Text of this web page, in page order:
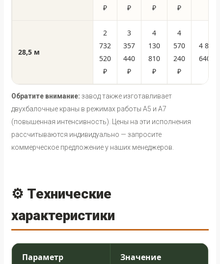
₽ ₽ ₽ ₽
28,5 м
2
732
520
₽
3
357
440
₽
4
130
810
₽
4
570
240
₽
4 882
640 ₽
Обратите внимание: завод также изготавливает
двухбалочные краны в режимах работы А5 и А7
(повышенная интенсивность). Цены на эти исполнения
рассчитываются индивидуально — запросите
коммерческое предложение у наших менеджеров.
⚙️ Технические
характеристики
Параметр Значение